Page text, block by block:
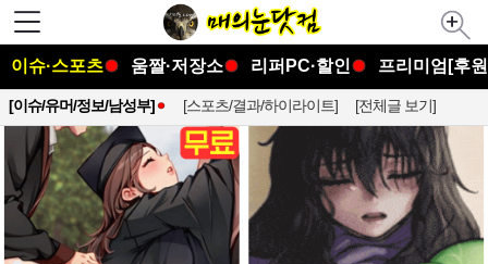
이슈·스포츠 움짤·저장소 리퍼PC·할인 프리미엄[후
[이슈/유머/정보/남성부] [스포츠/결과/하이라이트] [전체글 보기]